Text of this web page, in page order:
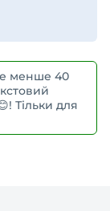
менше 40
Тільки для